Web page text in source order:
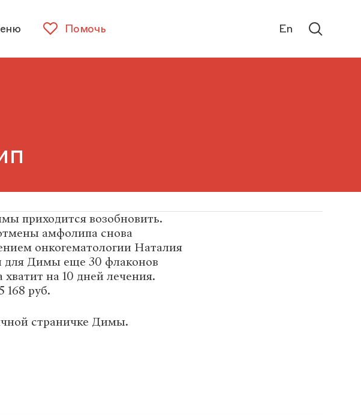
Помочь En
приходится возобновить.
амфолипа снова
онкогематологии Наталия
для Димы еще 30 флаконов
хватит на 10 дней лечения.
168 руб.
страничке Димы.